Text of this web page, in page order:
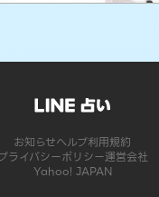
お知らせヘルプ利用規約
ライバシーポリシー運営会社
Yahoo! JAPAN